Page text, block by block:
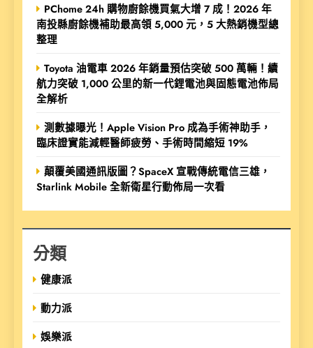
PChome 24h 購物廚餘機買氣大增 7 成！2026 年
南投縣廚餘機補助最高領 5,000 元，5 大熱銷機型總
整理
Toyota 油電車 2026 年銷量預估突破 500 萬輛！續
航力突破 1,000 公里的新一代鋰電池與固態電池佈局
全解析
測數據曝光！Apple Vision Pro 成為手術神助手，
臨床證實能減輕醫師疲勞、手術時間縮短 19%
顛覆美國通訊版圖？SpaceX 宣戰傳統電信三雄，
Starlink Mobile 全新衛星行動佈局一次看
分類
健康派
動力派
娛樂派